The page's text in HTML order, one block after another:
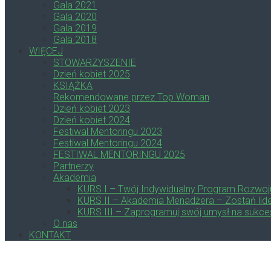
Gala 2021
Gala 2020
Gala 2019
Gala 2018
WIĘCEJ
STOWARZYSZENIE
Dzień kobiet 2025
KSIĄŻKA
Rekomendowane przez Top Woman
Dzień kobiet 2023
Dzień kobiet 2024
Festiwal Mentoringu 2023
Festiwal Mentoringu 2024
FESTIWAL MENTORINGU 2025
Partnerzy
Akademia
KURS I – Twój Indywidualny Program
KURS II – Akademia Menadżera – Zostań
KURS III – Zaprogramuj swój umysł na
O nas
KONTAKT